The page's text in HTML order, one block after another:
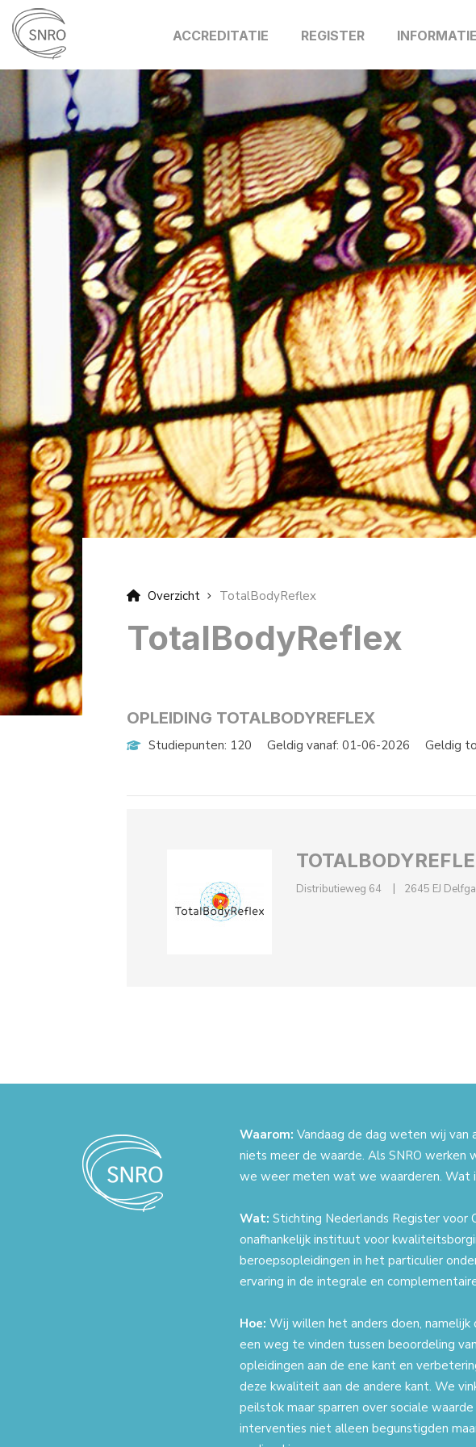
ACCREDITATIE REGISTER INFORMATIE
Overzicht TotalBodyReflex
TotalBodyReflex
OPLEIDING TOTALBODYREFLEX
Studiepunten: 120 Geldig vanaf: 01-06-2026 Geldig
Distributieweg 64 2645 EJ
Waarom: Vandaag de dag weten wij van
niets meer de waarde. Als SNRO werken
we weer meten wat we waarderen. Wat
Wat: Stichting Nederlands Register voor
onafhankelijk instituut voor
beroepsopleidingen in het particulier
ervaring in de integrale en
Hoe: Wij willen het anders doen, namelijk
een weg te vinden tussen beoordeling
opleidingen aan de ene kant en
deze kwaliteit aan de andere kant. We
peilstok maar sparren over sociale
interventies niet alleen begunstigden